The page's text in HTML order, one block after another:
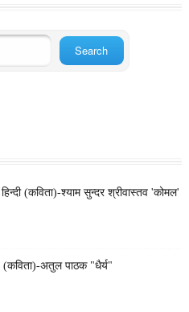
(कविता)-श्याम सुन्दर श्रीवास्तव 'कोमल'
(कविता)-अतुल पाठक "धैर्य"